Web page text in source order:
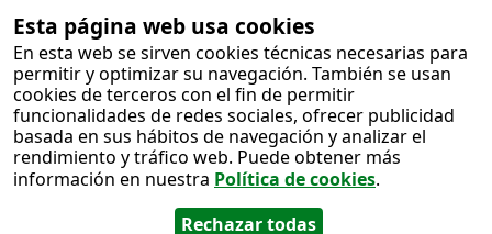
Esta página web usa cookies
En esta web se sirven cookies técnicas necesarias para
permitir y optimizar su navegación. También se usan
cookies de terceros con el fin de permitir
funcionalidades de redes sociales, ofrecer publicidad
basada en sus hábitos de navegación y analizar el
rendimiento y tráfico web. Puede obtener más
información en nuestra Política de cookies.